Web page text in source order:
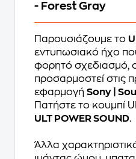
- Forest Gray
Παρουσιάζουμε το
εντυπωσιακό ήχο
φορητό σχεδιασμό,
προσαρμοστεί στις
εφαρμογή Sony |
Πατήστε το κουμπί
ULT POWER SOUND.
Άλλα